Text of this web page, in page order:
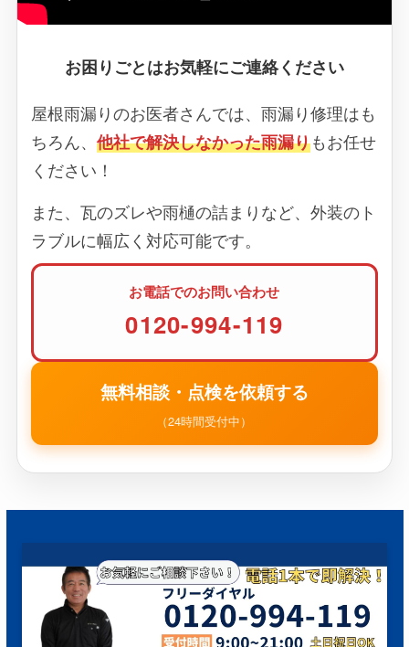
お困りごとはお気軽にご連絡ください
屋根雨漏りのお医者さんでは、雨漏り修理はも
ちろん、 他社で解決しなかった雨漏りもお任せ
ください！
また、瓦のズレや雨樋の詰まりなど、外装のト
ラブルに幅広く対応可能です。
お電話でのお問い合わせ
0120-994-119
無料相談・点検を依頼する
（24時間受付中）